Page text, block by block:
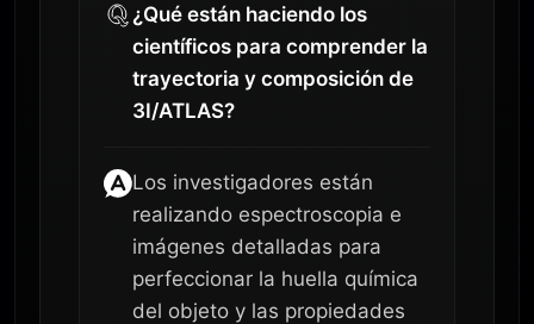
¿Qué están haciendo los
científicos para comprender la
trayectoria y composición de
3I/ATLAS?
Los investigadores están
realizando espectroscopia e
imágenes detalladas para
perfeccionar la huella química
del objeto y las propiedades